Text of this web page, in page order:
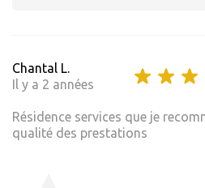
Chantal L.
Il y a 2 années
Résidence services que je
qualité des prestations